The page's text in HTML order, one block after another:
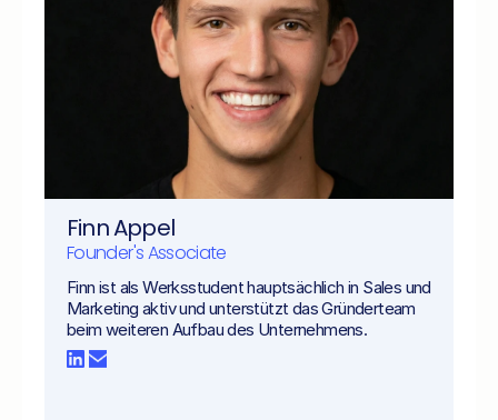
Finn Appel
Founder's Associate
Finn ist als Werksstudent hauptsächlich in Sales und
Marketing aktiv und unterstützt das Gründerteam
beim weiteren Aufbau des Unternehmens.